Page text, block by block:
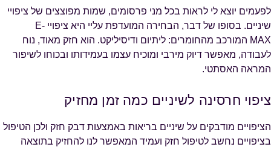
לפעמים יוצא לי לראות בכל מני פרסומים, שמות מפוצצים של ציפויי
שיניים. בסופו של דבר, הבחירה המועדפת עליי היא ציפויי E-
MAX המורכב מהחומרים: ליתיום ודיסיליקט. הוא חזק מאוד, נוח
לעבודה, מאפשר דיוק מירבי ומוכיח עצמו בעמידותו ובכוחו לשיפור
המראה האסתטי.
ציפוי חרסינה לשיניים כמה זמן מחזיק
הציפויים מודבקים על שיניים בריאות באמצעות דבק חזק ולכן הטיפול
בציפויים נחשב לטיפול חזק ועמיד המאפשר לנו להחזיק בתוצאה